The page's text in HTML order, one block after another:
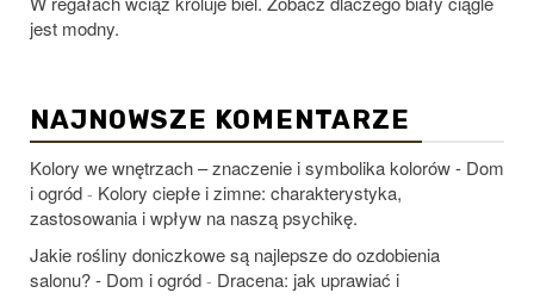
jest modny.
NAJNOWSZE KOMENTARZE
Kolory we wnętrzach – znaczenie i symbolika kolorów - Dom
i ogród - Kolory ciepłe i zimne: charakterystyka,
zastosowania i wpływ na naszą psychikę.
Jakie rośliny doniczkowe są najlepsze do ozdobienia
salonu? - Dom i ogród - Dracena: jak uprawiać i